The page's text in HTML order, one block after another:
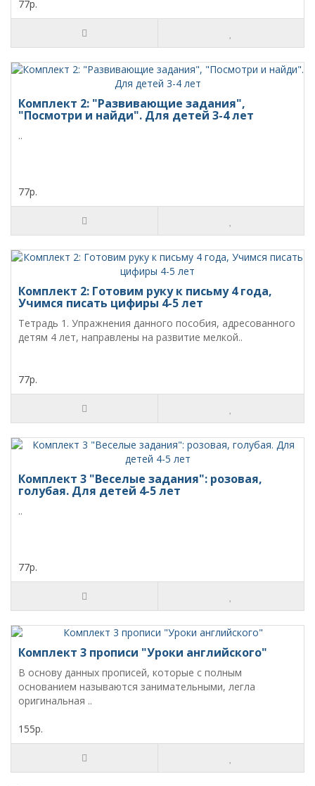
77р.
Комплект 2: "Развивающие задания",
"Посмотри и найди". Для детей 3-4 лет
..
77р.
Комплект 2: Готовим руку к письму 4 года,
Учимся писать цифиры 4-5 лет
Тетрадь 1. Упражнения данного пособия, адресованного
детям 4 лет, направлены на развитие мелкой..
77р.
Комплект 3 "Веселые задания": розовая,
голубая. Для детей 4-5 лет
..
77р.
Комплект 3 прописи "Уроки английского"
В основу данных прописей, которые с полным
основанием называются занимательными, легла
оригинальная ..
155р.